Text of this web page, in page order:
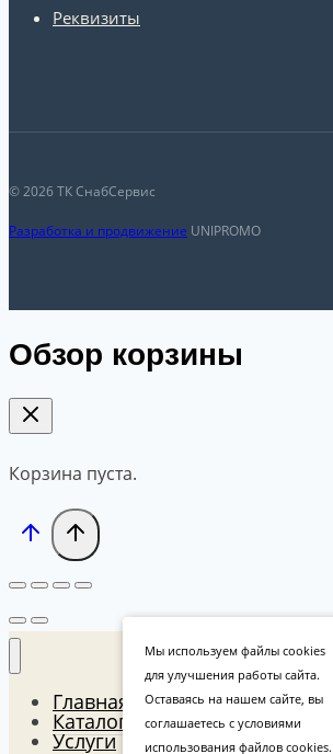
Реквизиты
© 2026 ТК СнабСервис
Разработка и продвижение UNIPROMO
Обзор корзины
Корзина пуста.
Главная
Каталог
Услуги
Мы используем файлы cookies
для улучшения работы сайта.
Оставаясь на нашем сайте, вы
соглашаетесь с условиями
использования файлов cookies.